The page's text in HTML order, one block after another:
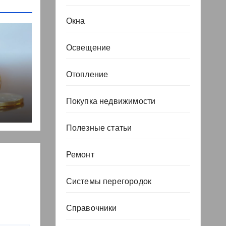
но
Окна
Освещение
Отопление
Покупка недвижимости
Полезные статьи
Ремонт
Системы перегородок
Справочники